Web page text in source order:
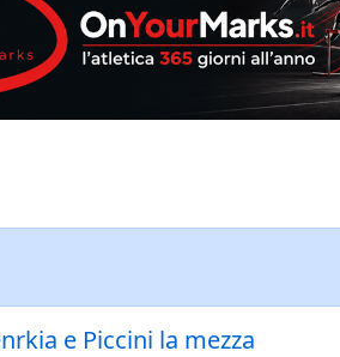
e Piccini la mezza